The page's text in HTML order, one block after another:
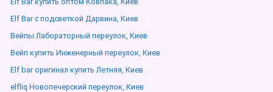
Elf Bar с подсветкой Дарвина, Киев
Вейпы Лабораторный переулок, Киев
Вейп купить Инженерный переулок, Киев
Elf bar оригинал купить Летняя, Киев
elfliq Новопечерский переулок, Киев